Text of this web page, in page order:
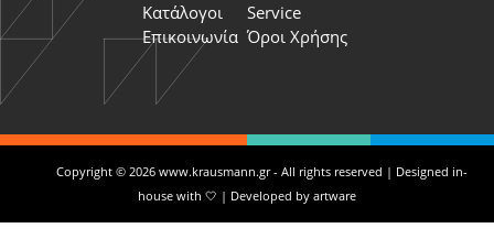
Κατάλογοι
Service
Επικοινωνία Όροι Χρήσης
Copyright © 2026 www.krausmann.gr - All rights reserved | Designed in-
house with 🤍 | Developed by artware